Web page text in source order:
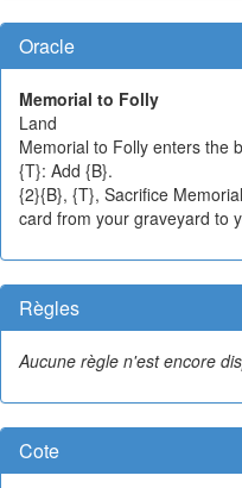
Oracle
Memorial to Folly
Land
Memorial to Folly enters the
{T}: Add {B}.
{2}{B}, {T}, Sacrifice
card from your graveyard to
Règles
Aucune règle n'est encore
Cote